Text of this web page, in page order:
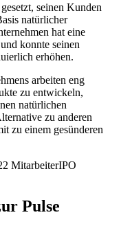
seinen Kunden
natürlicher
hat eine
konnte seinen
erhöhen.
arbeiten eng
zu entwickeln,
natürlichen
zu anderen
zu einem gesünderen
MitarbeiterIPO
Pulse